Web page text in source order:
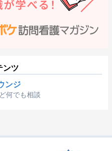
ンツ
ンジ
何でも相談